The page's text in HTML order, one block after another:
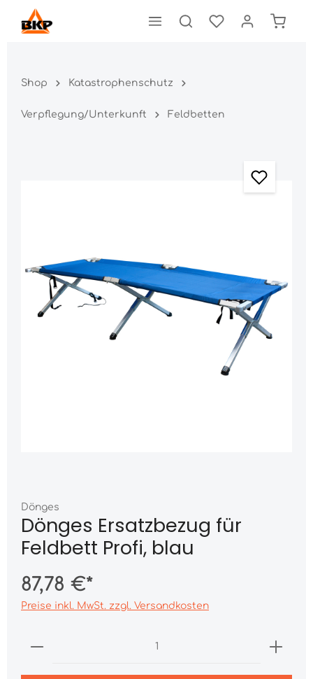
Shop Katastrophenschutz
Verpflegung/Unterkunft Feldbetten
Dönges
Dönges Ersatzbezug für
Feldbett Profi, blau
87,78 €*
Preise inkl. MwSt. zzgl. Versandkosten